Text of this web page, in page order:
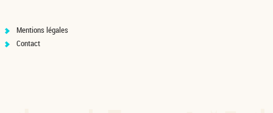
Mentions légales
Contact